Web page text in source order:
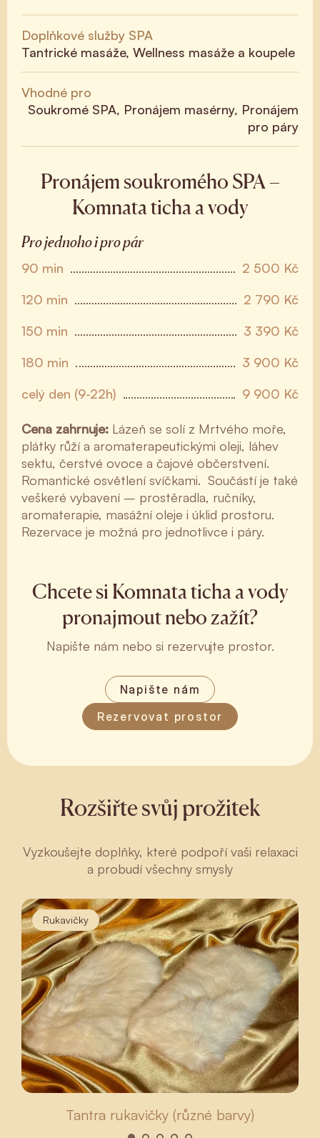
Doplňkové služby SPA
Tantrické masáže, Wellness masáže a koupele
Vhodné pro
Soukromé SPA, Pronájem masérny, Pronájem
pro páry
Pronájem soukromého SPA –
Komnata ticha a vody
Pro jednoho i pro pár
90 min
2 500 Kč
120 min
2 790 Kč
150 min
3 390 Kč
180 min
3 900 Kč
celý den (9-22h)
9 900 Kč
Cena zahrnuje: Lázeň se solí z Mrtvého moře,
plátky růží a aromaterapeutickými oleji, láhev
sektu, čerstvé ovoce a čajové občerstvení.
Romantické osvětlení svíčkami. Součástí je také
veškeré vybavení – prostěradla, ručníky,
aromaterapie, masážní oleje i úklid prostoru.
Rezervace je možná pro jednotlivce i páry.
Chcete si Komnata ticha a vody
pronajmout nebo zažít?
Napište nám nebo si rezervujte prostor.
Napište nám
Rezervovat prostor
Rozšiřte svůj prožitek
Vyzkoušejte doplňky, které podpoří vaši relaxaci
a probudí všechny smysly
Rukavičky
Tantra rukavičky (různé barvy)